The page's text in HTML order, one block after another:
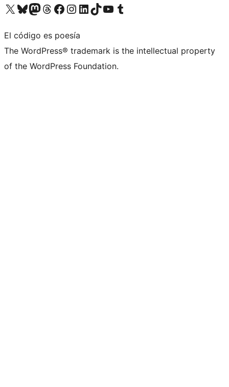
Visita nuestra cuenta de X (anteriormente Twitter)
Visita nuestra cuenta de Bluesky
Visita nuestra cuenta de Mastodon
Visita nuestra cuenta de Threads
Visita nuestra página de Facebook
Visita nuestra cuenta de Instagram
Visita nuestra cuenta de LinkedIn
Visita nuestra cuenta de TikTok
Visita nuestro canal de YouTube
Visita nuestra cuenta de Tumblr
El código es poesía
The WordPress® trademark is the intellectual property
of the WordPress Foundation.